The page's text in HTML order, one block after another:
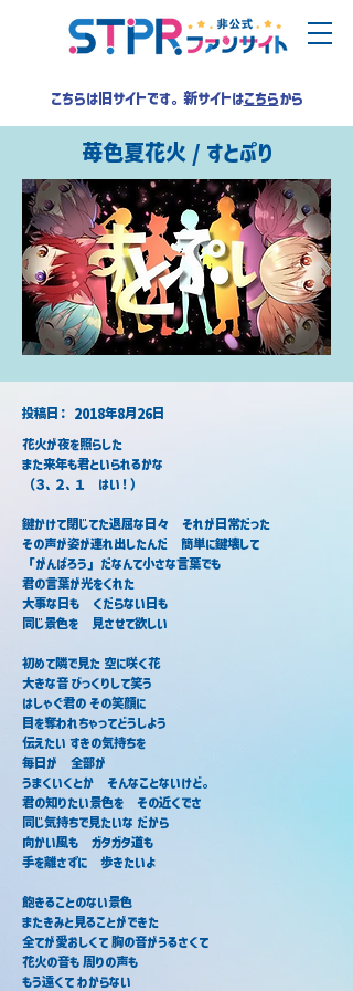
こちらは旧サイトです。新サイトはこちらから
苺色夏花火 / すとぷり
​投稿日： 2018年8月26日
花火が夜を照らした
また来年も君といられるかな
（３、２、１　はい！）
鍵かけて閉じてた退屈な日々　それが日常だった
その声が姿が連れ出したんだ　簡単に鍵壊して
「がんばろう」だなんて小さな言葉でも
君の言葉が光をくれた
大事な日も　くだらない日も
同じ景色を　見させて欲しい
初めて隣で見た 空に咲く花
大きな音 びっくりして笑う
はしゃぐ君の その笑顔に
目を奪われちゃってどうしよう
伝えたい すきの気持ちを
毎日が　全部が
うまくいくとか　そんなことないけど。
君の知りたい景色を　その近くでさ
同じ気持ちで見たいな だから
向かい風も　ガタガタ道も
手を離さずに　歩きたいよ
飽きることのない景色
またきみと見ることができた
全てが愛おしくて 胸の音がうるさくて
花火の音も 周りの声も
もう遠くて わからない